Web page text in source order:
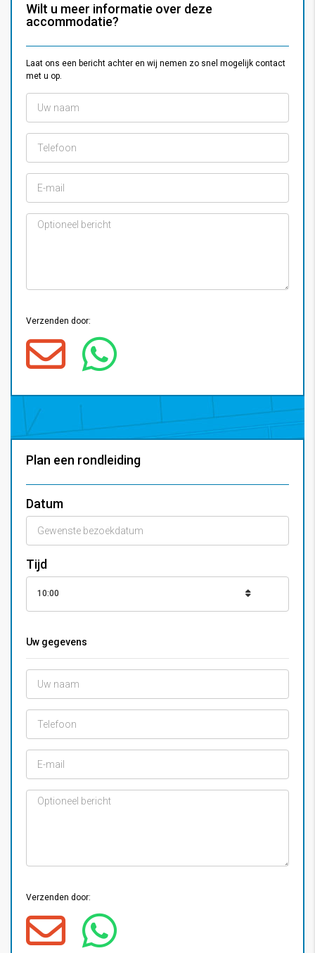
Wilt u meer informatie over deze
accommodatie?
Laat ons een bericht achter en wij nemen zo snel mogelijk contact
met u op.
Verzenden door:
Plan een rondleiding
Datum
Tijd
10:00
Uw gegevens
Verzenden door: